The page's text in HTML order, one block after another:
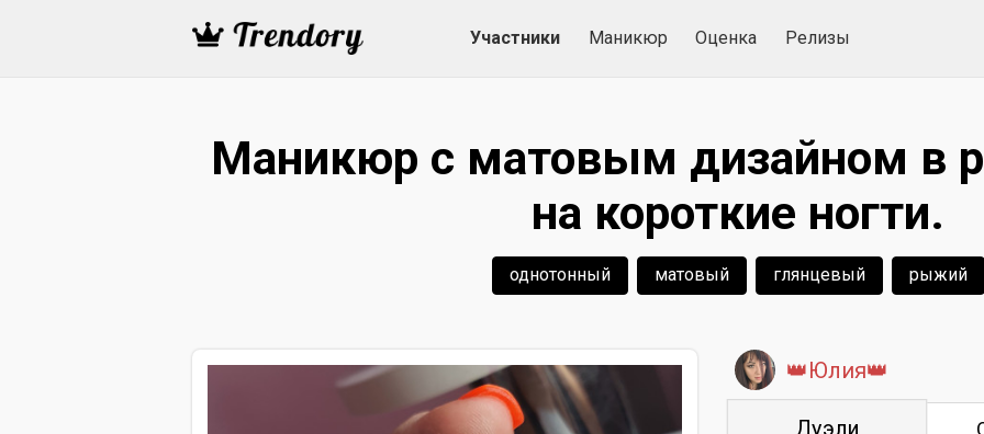
Участники Маникюр Оценка Релизы
Маникюр с матовым дизайном в
на короткие ногти.
однотонный матовый глянцевый рыжий
👑Юлия👑
Дуэли